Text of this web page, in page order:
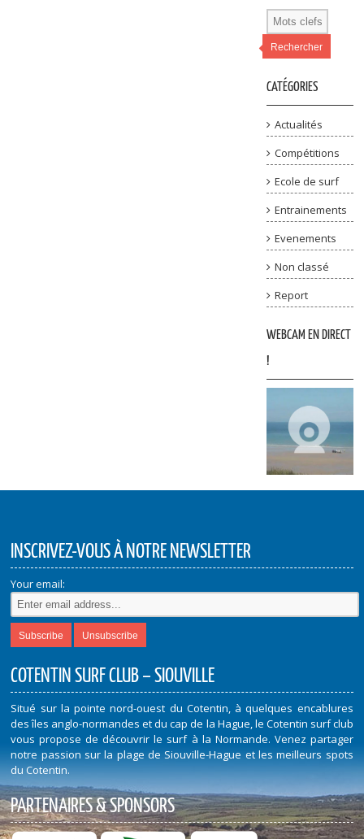
Rechercher
CATÉGORIES
Actualités
Compétitions
Ecole de surf
Entrainements
Evenements
Non classé
Report
WEBCAM EN DIRECT
!
INSCRIVEZ-VOUS À NOTRE NEWSLETTER
Your email:
COTENTIN SURF CLUB – SIOUVILLE
Situé sur la pointe nord-ouest du Cotentin, à quelques encablures
des îles anglo-normandes et du cap de la Hague, le Cotentin surf club
vous propose de découvrir le surf à la Normande. Venez partager
notre passion sur la plage de Siouville-Hague et les meilleurs spots
du Cotentin.
PARTENAIRES & SPONSORS